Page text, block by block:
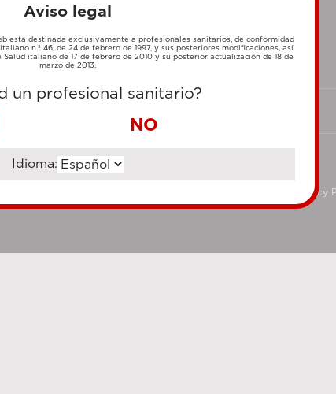
TRANSFERENCIA
BANCARIA
Privacy
Aviso legal
está destinada exclusivamente a profesionales sanitarios, de conformidad
n.º 46, de 24 de febrero de 1997, y sus posteriores modificaciones, así
italiano de 17 de febrero de 2010 y su posterior actualización de 18 de
marzo de 2013.
un profesional sanitario?
NO
Idioma: